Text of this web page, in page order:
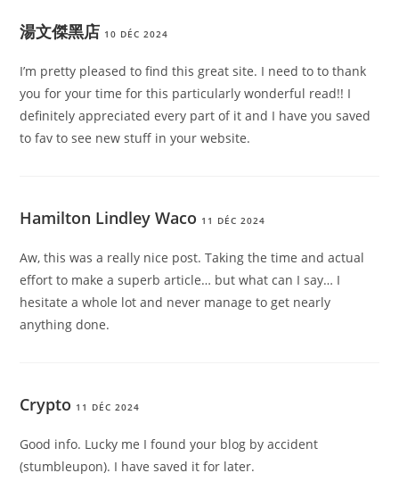
湯文傑黑店 10 DÉC 2024
I’m pretty pleased to find this great site. I need to to thank
you for your time for this particularly wonderful read!! I
definitely appreciated every part of it and I have you saved
to fav to see new stuff in your website.
Hamilton Lindley Waco 11 DÉC 2024
Aw, this was a really nice post. Taking the time and actual
effort to make a superb article… but what can I say… I
hesitate a whole lot and never manage to get nearly
anything done.
Crypto 11 DÉC 2024
Good info. Lucky me I found your blog by accident
(stumbleupon). I have saved it for later.